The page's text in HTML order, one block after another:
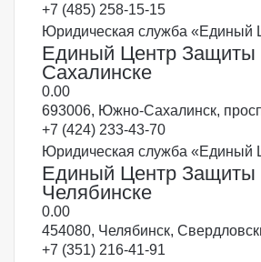
+7 (485) 258-15-15
Юридическая служба «Единый
Единый Центр
Сахалинске
0.00
693006, Южно-Сахалинск,
+7 (424) 233-43-70
Юридическая служба «Единый
Единый Центр Защиты
Челябинске
0.00
454080, Челябинск,
+7 (351) 216-41-91